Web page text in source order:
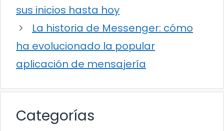
sus inicios hasta hoy
La historia de Messenger: cómo
ha evolucionado la popular
aplicación de mensajería
Categorías